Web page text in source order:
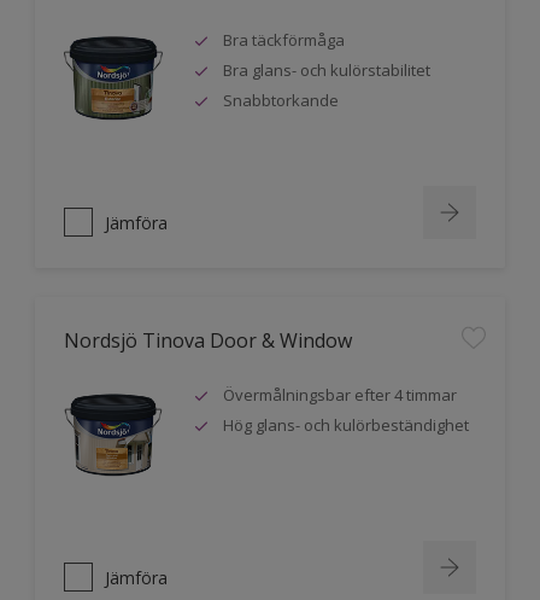
Bra täckförmåga
Bra glans- och kulörstabilitet
Snabbtorkande
Jämföra
Nordsjö Tinova Door & Window
Övermålningsbar efter 4 timmar
Hög glans- och kulörbeständighet
Jämföra